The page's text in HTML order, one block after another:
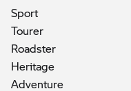
Sport
Tourer
Roadster
Heritage
Adventure